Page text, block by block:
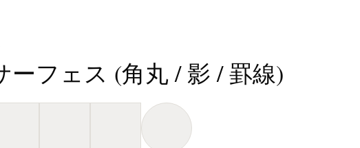
ーフェス (角丸 / 影 / 罫線)